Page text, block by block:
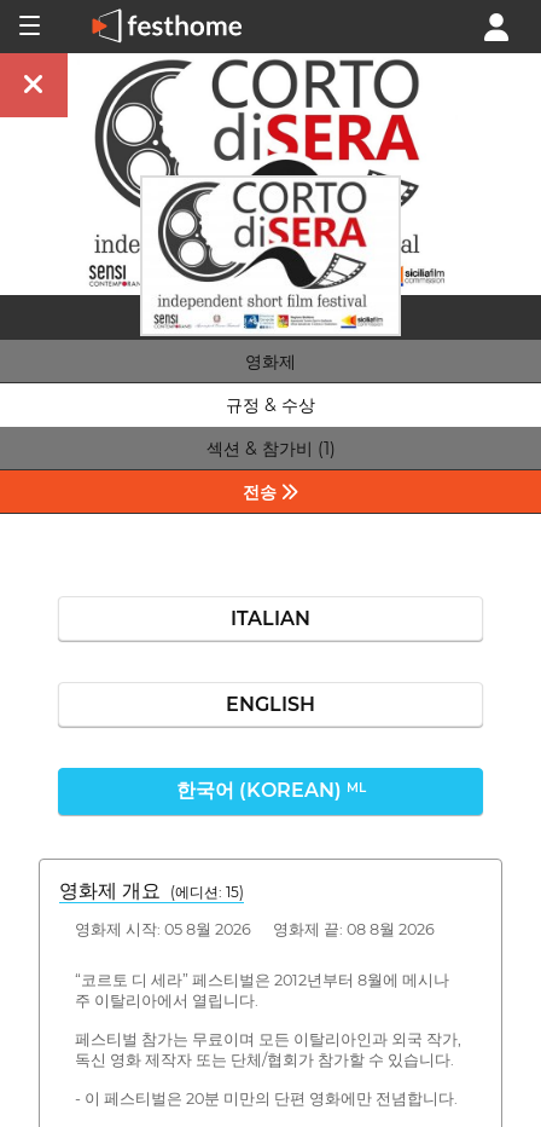
영화제
규정 & 수상
섹션 & 참가비 (1)
전송
ITALIAN
ENGLISH
한국어 (KOREAN) ML
영화제 개요 (에디션: 15)
영화제 시작: 05 8월 2026 영화제 끝: 08 8월 2026
“코르토 디 세라” 페스티벌은 2012년부터 8월에 메시나
주 이탈리아에서 열립니다.
페스티벌 참가는 무료이며 모든 이탈리아인과 외국 작가,
독신 영화 제작자 또는 단체/협회가 참가할 수 있습니다.
- 이 페스티벌은 20분 미만의 단편 영화에만 전념합니다.